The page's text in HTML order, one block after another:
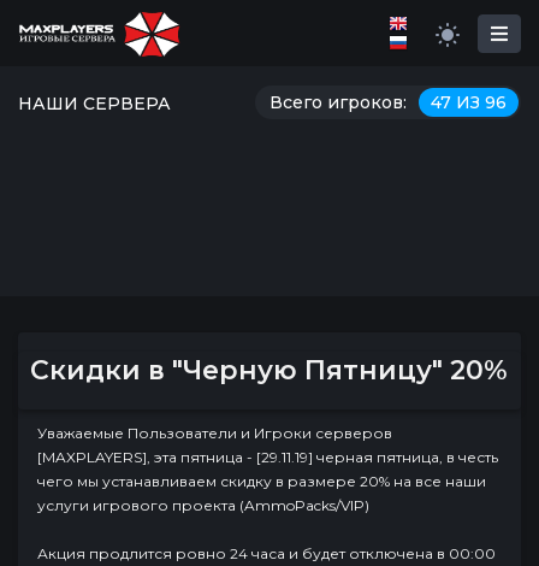
Всего игроков: 47 ИЗ 96
НАШИ СЕРВЕРА
Скидки в "Черную Пятницу" 20%
Уважаемые Пользователи и Игроки серверов
[MAXPLAYERS], эта пятница - [29.11.19] черная пятница, в честь
чего мы устанавливаем скидку в размере 20% на все наши
услуги игрового проекта (AmmoPacks/VIP)
Акция продлится ровно 24 часа и будет отключена в 00:00